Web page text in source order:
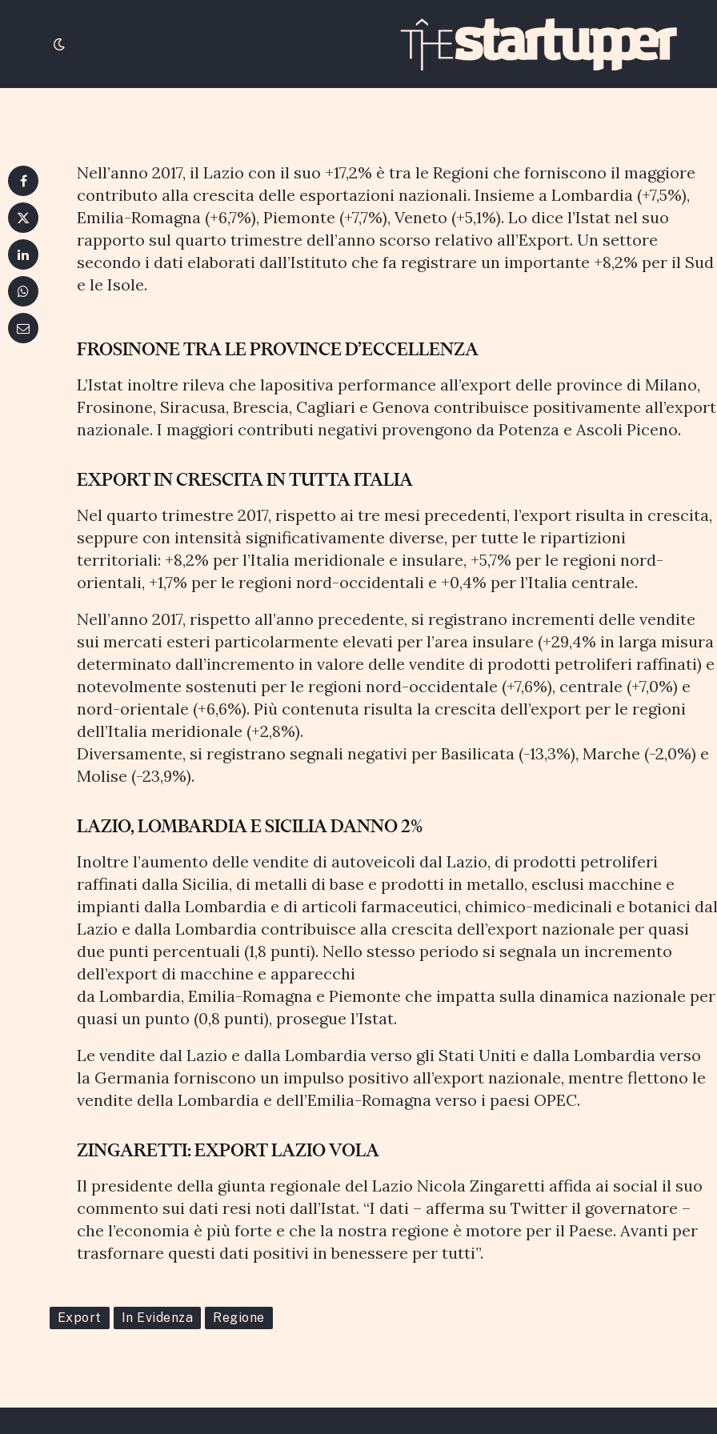
Lazio regina dell’export: +17,2%
Nell’anno 2017, il Lazio con il suo +17,2% è tra le Regioni che forniscono il maggiore
contributo alla crescita delle esportazioni nazionali. Insieme a Lombardia (+7,5%),
Emilia-Romagna (+6,7%), Piemonte (+7,7%), Veneto (+5,1%). Lo dice l’Istat nel suo
rapporto sul quarto trimestre dell’anno scorso relativo all’Export. Un settore
secondo i dati elaborati dall’Istituto che fa registrare un importante +8,2% per il Sud
e le Isole.
FROSINONE TRA LE PROVINCE D’ECCELLENZA
L’Istat inoltre rileva che lapositiva performance all’export delle province di Milano,
Frosinone, Siracusa, Brescia, Cagliari e Genova contribuisce positivamente all’export
nazionale. I maggiori contributi negativi provengono da Potenza e Ascoli Piceno.
EXPORT IN CRESCITA IN TUTTA ITALIA
Nel quarto trimestre 2017, rispetto ai tre mesi precedenti, l’export risulta in crescita,
seppure con intensità significativamente diverse, per tutte le ripartizioni
territoriali: +8,2% per l’Italia meridionale e insulare, +5,7% per le regioni nord-
orientali, +1,7% per le regioni nord-occidentali e +0,4% per l’Italia centrale.
Nell’anno 2017, rispetto all’anno precedente, si registrano incrementi delle vendite
sui mercati esteri particolarmente elevati per l’area insulare (+29,4% in larga misura
determinato dall’incremento in valore delle vendite di prodotti petroliferi raffinati) e
notevolmente sostenuti per le regioni nord-occidentale (+7,6%), centrale (+7,0%) e
nord-orientale (+6,6%). Più contenuta risulta la crescita dell’export per le regioni
dell’Italia meridionale (+2,8%).
Diversamente, si registrano segnali negativi per Basilicata (-13,3%), Marche (-2,0%) e
Molise (-23,9%).
LAZIO, LOMBARDIA E SICILIA DANNO 2%
Inoltre l’aumento delle vendite di autoveicoli dal Lazio, di prodotti petroliferi
raffinati dalla Sicilia, di metalli di base e prodotti in metallo, esclusi macchine e
impianti dalla Lombardia e di articoli farmaceutici, chimico-medicinali e botanici
Lazio e dalla Lombardia contribuisce alla crescita dell’export nazionale per quasi
due punti percentuali (1,8 punti). Nello stesso periodo si segnala un incremento
dell’export di macchine e apparecchi
da Lombardia, Emilia-Romagna e Piemonte che impatta sulla dinamica nazionale per
quasi un punto (0,8 punti), prosegue l’Istat.
Le vendite dal Lazio e dalla Lombardia verso gli Stati Uniti e dalla Lombardia verso
la Germania forniscono un impulso positivo all’export nazionale, mentre flettono le
vendite della Lombardia e dell’Emilia-Romagna verso i paesi OPEC.
ZINGARETTI: EXPORT LAZIO VOLA
Il presidente della giunta regionale del Lazio Nicola Zingaretti affida ai social il suo
commento sui dati resi noti dall’Istat. “I dati – afferma su Twitter il governatore –
che l’economia è più forte e che la nostra regione è motore per il Paese. Avanti per
trasfornare questi dati positivi in benessere per tutti”.
Export In Evidenza Regione